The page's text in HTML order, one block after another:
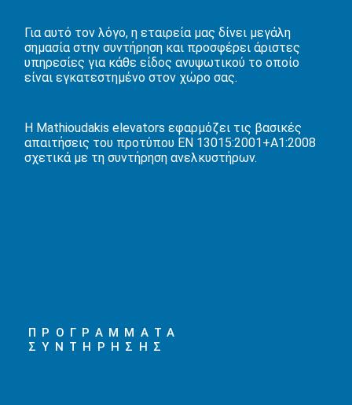
Για αυτό τον λόγο, η εταιρεία μας δίνει μεγάλη
σημασία στην συντήρηση και προσφέρει άριστες
υπηρεσίες για κάθε είδος ανυψωτικού το οποίο
είναι εγκατεστημένο στον χώρο σας.
Η Mathioudakis elevators εφαρμόζει τις βασικές
απαιτήσεις του προτύπου EN 13015:2001+A1:2008
σχετικά με τη συντήρηση ανελκυστήρων.
ΠΡΟΓΡΑΜΜΑΤΑ
ΣΥΝΤΗΡΗΣΗΣ